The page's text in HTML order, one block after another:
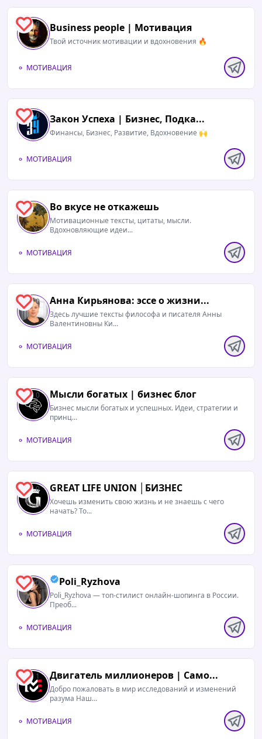
0 Business people | Мотивация
Твой источник мотивации и вдохновения 🔥
МОТИВАЦИЯ
0 Закон Успеха | Бизнес, Подка...
Финансы, Бизнес, Развитие, Вдохновение 🙌
МОТИВАЦИЯ
0 Во вкусе не откажешь
Мотивационные тексты, цитаты, мысли.
Вдохновляющие идеи...
МОТИВАЦИЯ
0 Анна Кирьянова: эссе о жизни...
Здесь лучшие тексты философа и писателя Анны
Валентиновны Ки...
МОТИВАЦИЯ
0 Мысли богатых | бизнес блог
Бизнес мысли богатых и успешных. Идеи, стратегии и
принц...
МОТИВАЦИЯ
0 GREAT LIFE UNION │БИЗНЕС
Хочешь изменить свою жизнь и не знаешь с чего
начать? То...
МОТИВАЦИЯ
0 Poli_Ryzhova
Poli_Ryzhova — топ-стилист онлайн-шопинга в России.
Преоб...
МОТИВАЦИЯ
1 Двигатель миллионеров | Само...
Добро пожаловать в мир исследований и изменений
разума Наш...
МОТИВАЦИЯ